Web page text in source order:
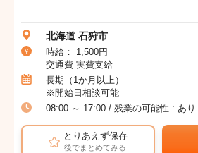
...
北海道 石狩市
時給： 1,500円
交通費 実費支給
長期（1か月以上）
※開始日相談可能
08:00 ～ 17:00 / 残業の可能性 : あり
とりあえず保存
後でまとめてみる